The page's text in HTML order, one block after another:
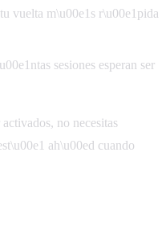
vuelta m\u00e1s r\u00e1pida
sesiones esperan ser
no necesitas
ah\u00ed cuando